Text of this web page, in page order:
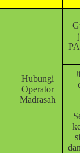
Hubungi
Operator
Madrasah